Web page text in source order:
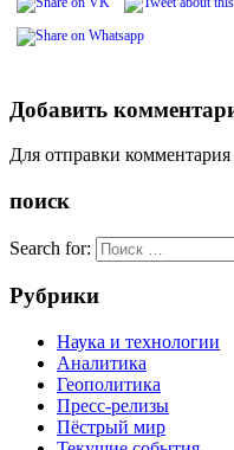
Добавить
Для отправки
поиск
Search for:
Рубрики
Наука и технологии
Аналитика
Геополитика
Пресс-релизы
Пёстрый мир